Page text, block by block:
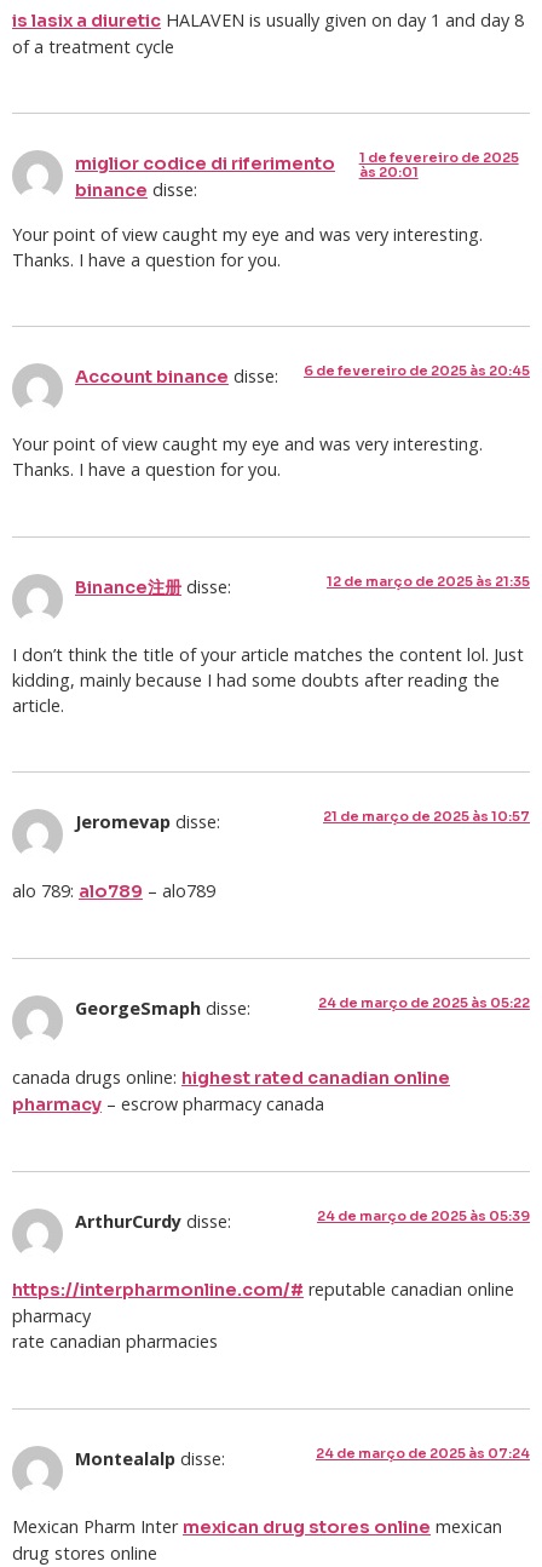
is lasix a diuretic HALAVEN is usually given on day 1 and day 8
of a treatment cycle
miglior codice di riferimento
binance disse:
1 de fevereiro de 2025
às 20:01
Your point of view caught my eye and was very interesting.
Thanks. I have a question for you.
Account binance disse: 6 de fevereiro de 2025 às 20:45
Your point of view caught my eye and was very interesting.
Thanks. I have a question for you.
Binance注册 disse: 12 de março de 2025 às 21:35
I don’t think the title of your article matches the content lol. Just
kidding, mainly because I had some doubts after reading the
article.
Jeromevap disse: 21 de março de 2025 às 10:57
alo 789: alo789 – alo789
GeorgeSmaph disse: 24 de março de 2025 às 05:22
canada drugs online: highest rated canadian online
pharmacy – escrow pharmacy canada
ArthurCurdy disse: 24 de março de 2025 às 05:39
https://interpharmonline.com/# reputable canadian online
pharmacy
rate canadian pharmacies
Montealalp disse: 24 de março de 2025 às 07:24
Mexican Pharm Inter mexican drug stores online mexican
drug stores online